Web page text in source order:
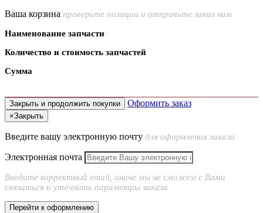
Ваша корзина проверьте позиции и отправьте заказ нам
Наименование запчасти
Количество и стоимость запчастей
Сумма
Закрыть и продолжить покупки Оформить заказ
×Закрыть
Введите вашу электронную почту для оформления заказа
Электронная почта
Введите корректный email, иначе мы не сможем с Вами
связаться и уточнить параметры заказа
Перейти к оформлению